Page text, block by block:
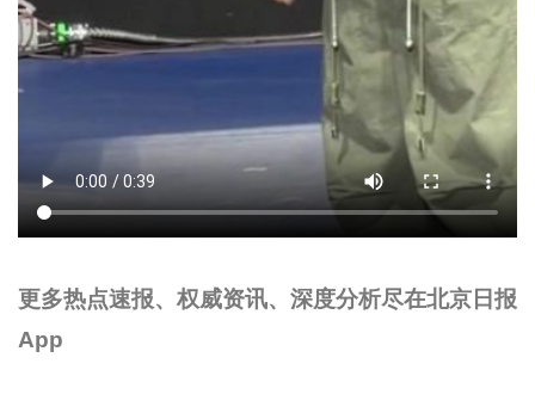
更多热点速报、权威资讯、深度分析尽在北京日报
App